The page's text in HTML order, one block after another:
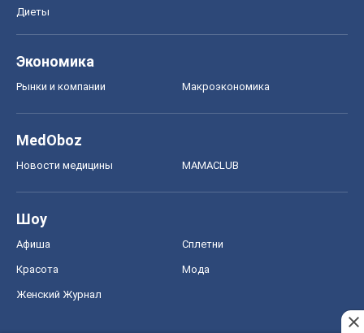
Диеты
Экономика
Рынки и компании Mакроэкономика
MedOboz
Новости медицины MAMACLUB
Шоу
Афиша Сплетни
Красота Мода
Женский Журнал